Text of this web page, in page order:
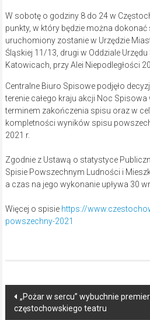
W sobotę o godziny 8 do 24 w
punkty, w który będzie można dokonać
uruchomiony zostanie w Urzędzie
Śląskiej 11/13, drugi w Oddziale
Katowicach, przy Alei Niepodległości
Centralne Biuro Spisowe podjęło
terenie całego kraju akcji Noc
terminem zakończenia spisu oraz w
kompletności wyników spisu
2021 r.
Zgodnie z Ustawą o statystyce
Spisie Powszechnym Ludności i
a czas na jego wykonanie upływa 30
Więcej o spisie https://
powszechny-2021
Post
navigation
„Pożar w sercu” wybuchnie
częstochowskiego teatru